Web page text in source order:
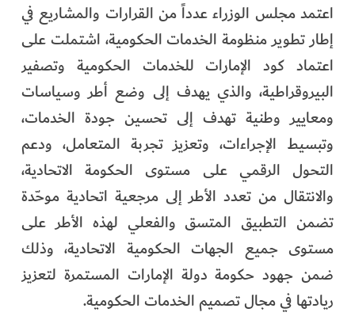
اعتمد مجلس الوزراء عدداً من القرارات والمشاريع في
إطار تطوير منظومة الخدمات الحكومية، اشتملت على
اعتماد كود الإمارات للخدمات الحكومية وتصفير
البيروقراطية، والذي يهدف إلى وضع أطر وسياسات
ومعايير وطنية تهدف إلى تحسين جودة الخدمات،
وتبسيط الإجراءات، وتعزيز تجربة المتعامل، ودعم
التحول الرقمي على مستوى الحكومة الاتحادية،
والانتقال من تعدد الأطر إلى مرجعية اتحادية موحّدة
تضمن التطبيق المتسق والفعلي لهذه الأطر على
مستوى جميع الجهات الحكومية الاتحادية، وذلك
ضمن جهود حكومة دولة الإمارات المستمرة لتعزيز
ريادتها في مجال تصميم الخدمات الحكومية.